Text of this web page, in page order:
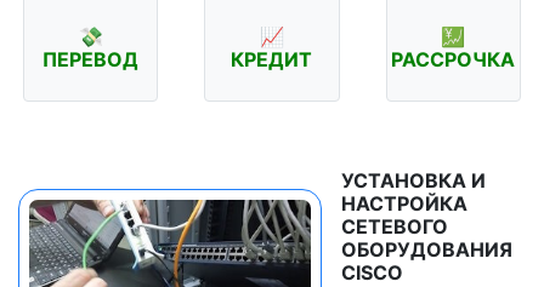
💸
ПЕРЕВОД
📈
КРЕДИТ
💹
РАССРОЧКА
УСТАНОВКА И
НАСТРОЙКА
СЕТЕВОГО
ОБОРУДОВАНИЯ
CISCO